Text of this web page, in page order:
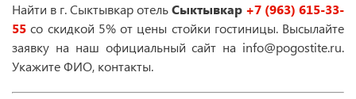
Найти в г. Сыктывкар отельСыктывкар +7 (963) 615-33-
55 со скидкой 5% от цены стойки гостиницы. Высылайте
заявку на наш официальный сайт на info@pogostite.ru.
Укажите ФИО, контакты.